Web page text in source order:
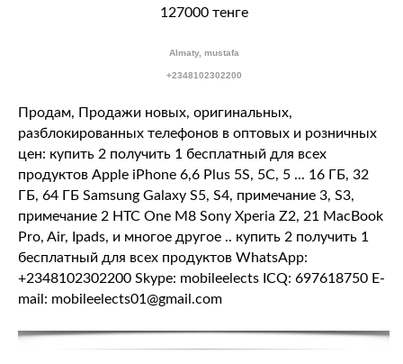
127000 тенге
Almaty, mustafa
+2348102302200
Продам, Продажи новых, оригинальных,
разблокированных телефонов в оптовых и розничных
цен: купить 2 получить 1 бесплатный для всех
продуктов Apple iPhone 6,6 Plus 5S, 5C, 5 ... 16 ГБ, 32
ГБ, 64 ГБ Samsung Galaxy S5, S4, примечание 3, S3,
примечание 2 HTC One M8 Sony Xperia Z2, 21 MacBook
Pro, Air, Ipads, и многое другое .. купить 2 получить 1
бесплатный для всех продуктов WhatsApp:
+2348102302200 Skype: mobileelects ICQ: 697618750 E-
mail: mobileelects01@gmail.com